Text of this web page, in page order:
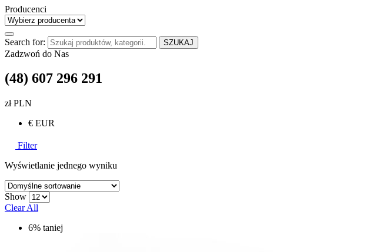
Producenci
Search for: SZUKAJ
Zadzwoń do Nas
(48) 607 296 291
zł PLN
€ EUR
Filter
Wyświetlanie jednego wyniku
Show
Clear All
6% taniej